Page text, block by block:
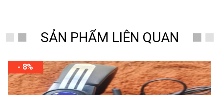
SẢN PHẨM LIÊN QUAN
- 8%